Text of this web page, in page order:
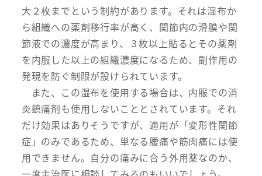
大２枚までという制約があります。それは湿布か
ら組織への薬剤移行率が高く、関節内の滑膜や関
節液での濃度が高まり、３枚以上貼るとその薬剤
を内服した以上の組織濃度になるため、副作用の
発現を防ぐ制限が設けられています。
また、この湿布を使用する場合は、内服での消
炎鎮痛剤も使用しないこととされています。それ
だけ効果はありそうですが、適用が「変形性関節
症」のみであるため、単なる腰痛や筋肉痛には使
用できません。自分の痛みに合う外用薬なのか、